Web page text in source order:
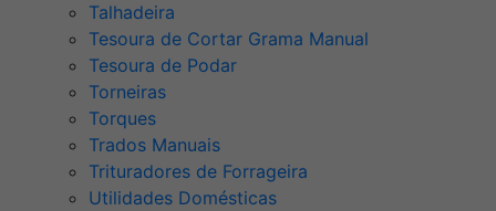
Talhadeira
Tesoura de Cortar Grama Manual
Tesoura de Podar
Torneiras
Torques
Trados Manuais
Trituradores de Forrageira
Utilidades Domésticas